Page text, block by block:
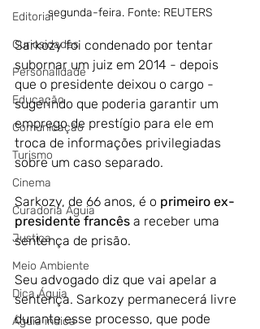
Editorial
Curiosidades
Personalidade
Educação
Comunicação
Turismo
Cinema
Curadoria Águia
Justiça
Meio Ambiente
Dica Águia
Águia indica
segunda-feira. Fonte: REUTERS
Sarkozy foi condenado por tentar
subornar um juiz em 2014 - depois
que o presidente deixou o cargo -
sugerindo que poderia garantir um
emprego de prestígio para ele em
troca de informações privilegiadas
sobre um caso separado.
Sarkozy, de 66 anos, é o primeiro ex-
presidente francês a receber uma
sentença de prisão.
Seu advogado diz que vai apelar a
sentença. Sarkozy permanecerá livre
durante esse processo, que pode